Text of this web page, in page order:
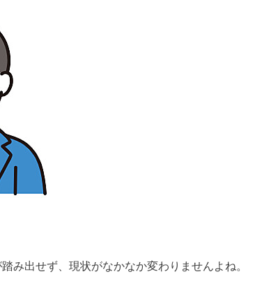
み出せず、現状がなかなか変わりませんよね。